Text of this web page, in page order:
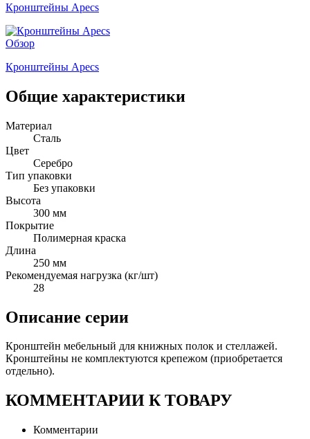
Кронштейны Apecs
Обзор
Кронштейны Apecs
Общие характеристики
Материал
Сталь
Цвет
Серебро
Тип упаковки
Без упаковки
Высота
300 мм
Покрытие
Полимерная краска
Длина
250 мм
Рекомендуемая нагрузка (кг/шт)
28
Описание серии
Кронштейн мебельный для книжных полок и стеллажей.
Кронштейны не комплектуются крепежом (приобретается
отдельно).
КОММЕНТАРИИ К ТОВАРУ
Комментарии